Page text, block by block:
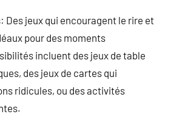
Des jeux qui encouragent le rire et
pour des moments
incluent des jeux de table
des jeux de cartes qui
ridicules, ou des activités